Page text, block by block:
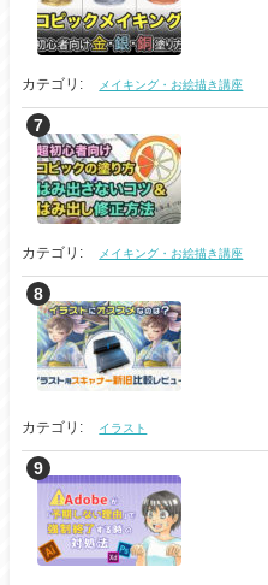
カテゴリ: メイキング・お絵描き講座
カテゴリ: メイキング・お絵描き講座
カテゴリ: イラスト